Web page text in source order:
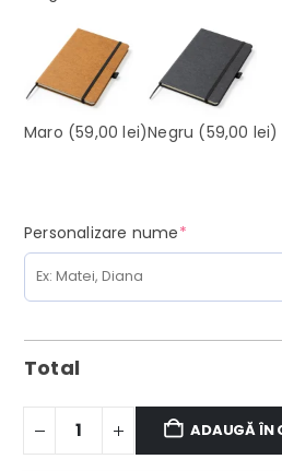
Maro (59,00 lei)Negru (59,00 lei)
Personalizare nume*(required)
Total
ADAUGĂ ÎN